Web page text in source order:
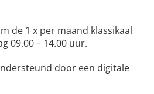
de 1 x per maand klassikaal
09.00 – 14.00 uur.
door een digitale